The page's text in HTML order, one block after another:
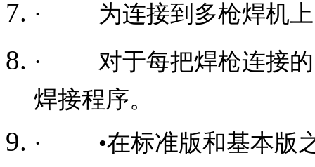
· 为连接到多枪焊机
· 对于每把焊枪连接
焊接程序。
· •在标准版和基本版